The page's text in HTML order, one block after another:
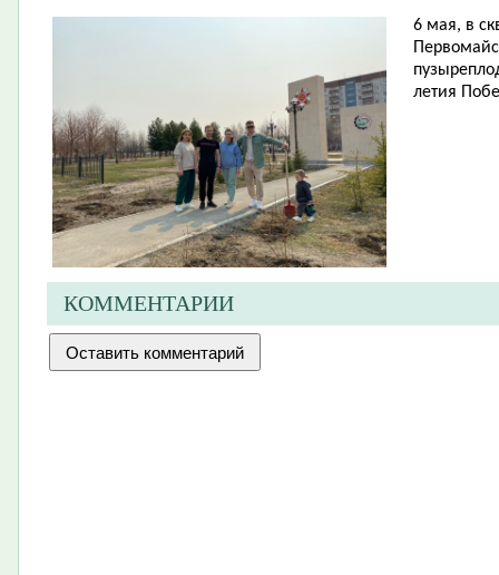
​6 мая, в
летия
КОММЕНТАРИИ